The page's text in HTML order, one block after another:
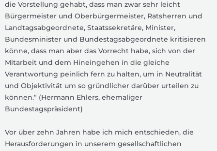
die Vorstellung gehabt, dass man zwar sehr leicht
Bürgermeister und Oberbürgermeister, Ratsherren und
Landtagsabgeordnete, Staatssekretäre, Minister,
Bundesminister und Bundestagsabgeordnete kritisieren
könne, dass man aber das Vorrecht habe, sich von der
Mitarbeit und dem Hineingehen in die gleiche
Verantwortung peinlich fern zu halten, um in Neutralität
und Objektivität um so gründlicher darüber urteilen zu
können.“ (Hermann Ehlers, ehemaliger
Bundestagspräsident)
Vor über zehn Jahren habe ich mich entschieden, die
Herausforderungen in unserem gesellschaftlichen